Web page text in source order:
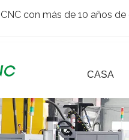
con más de 10 años de
CASA